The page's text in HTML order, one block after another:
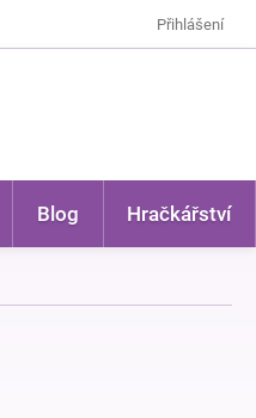
Přihlášení
Blog Hračkářství